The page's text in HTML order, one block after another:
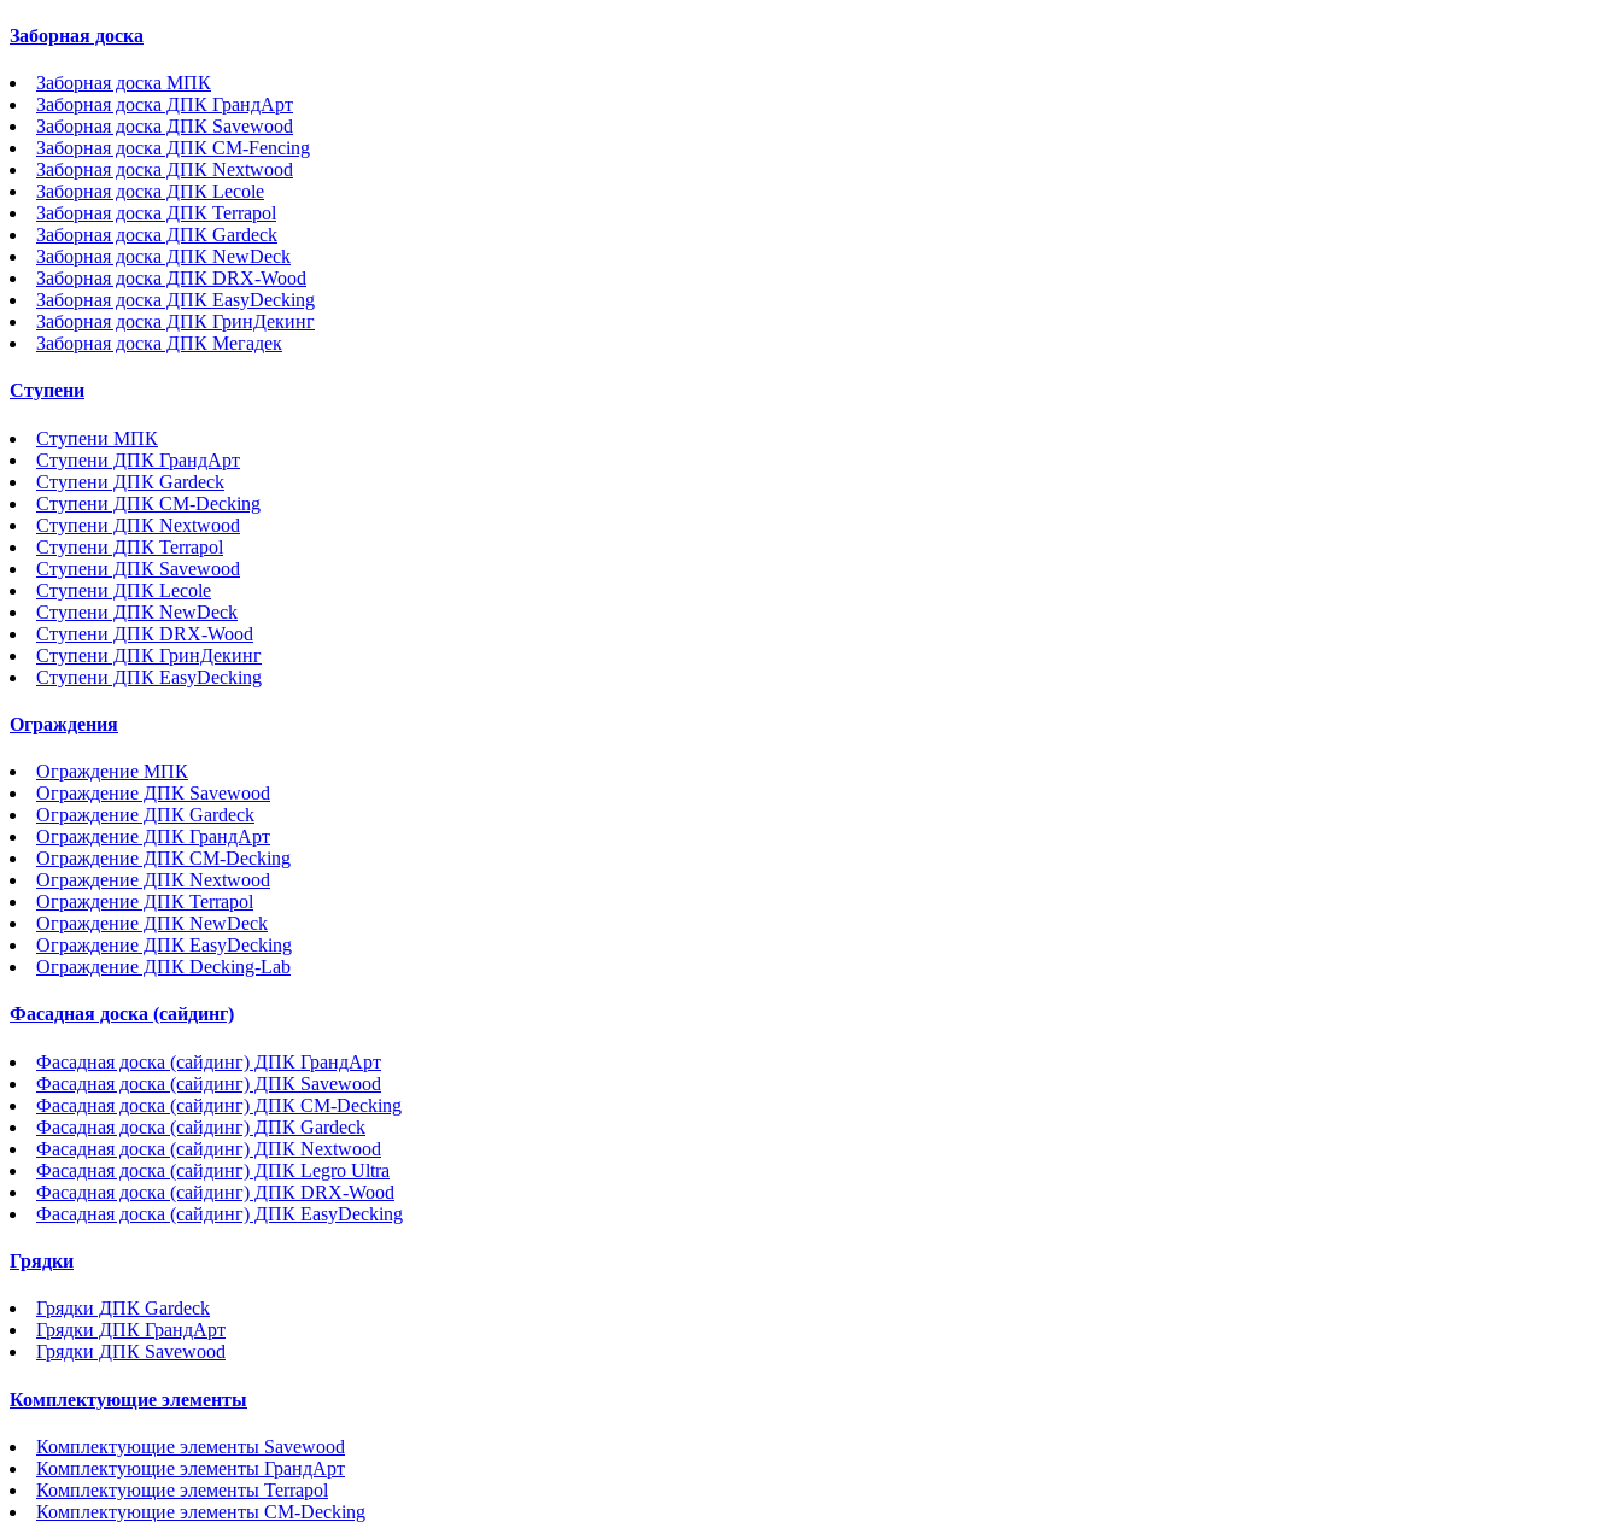
Заборная доска
Заборная доска МПК
Заборная доска ДПК ГрандАрт
Заборная доска ДПК Savewood
Заборная доска ДПК CM-Fencing
Заборная доска ДПК Nextwood
Заборная доска ДПК Lecole
Заборная доска ДПК Terrapol
Заборная доска ДПК Gardeck
Заборная доска ДПК NewDeck
Заборная доска ДПК DRX-Wood
Заборная доска ДПК EasyDecking
Заборная доска ДПК ГринДекинг
Заборная доска ДПК Мегадек
Ступени
Ступени МПК
Ступени ДПК ГрандАрт
Ступени ДПК Gardeck
Ступени ДПК CM-Decking
Ступени ДПК Nextwood
Ступени ДПК Terrapol
Ступени ДПК Savewood
Ступени ДПК Lecole
Ступени ДПК NewDeck
Ступени ДПК DRX-Wood
Ступени ДПК ГринДекинг
Ступени ДПК EasyDecking
Ограждения
Ограждение МПК
Ограждение ДПК Savewood
Ограждение ДПК Gardeck
Ограждение ДПК ГрандАрт
Ограждение ДПК CM-Decking
Ограждение ДПК Nextwood
Ограждение ДПК Terrapol
Ограждение ДПК NewDeck
Ограждение ДПК EasyDecking
Ограждение ДПК Decking-Lab
Фасадная доска (сайдинг)
Фасадная доска (сайдинг) ДПК ГрандАрт
Фасадная доска (сайдинг) ДПК Savewood
Фасадная доска (сайдинг) ДПК CM-Decking
Фасадная доска (сайдинг) ДПК Gardeck
Фасадная доска (сайдинг) ДПК Nextwood
Фасадная доска (сайдинг) ДПК Legro Ultra
Фасадная доска (сайдинг) ДПК DRX-Wood
Фасадная доска (сайдинг) ДПК EasyDecking
Грядки
Грядки ДПК Gardeck
Грядки ДПК ГрандАрт
Грядки ДПК Savewood
Комплектующие элементы
Комплектующие элементы Savewood
Комплектующие элементы ГрандАрт
Комплектующие элементы Terrapol
Комплектующие элементы CM-Decking